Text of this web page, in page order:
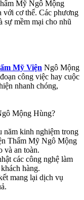
Mỹ Ngô Mộng
với cơ thể. Các phương
sự mềm mại cho nhũ
Mỹ Viện Ngô Mộng
công việc hay cuộc
nhanh chóng,
Mộng Hùng?
kinh nghiệm trong
Thẩm Mỹ Ngô Mộng
và an toàn.
các công nghệ làm
hàng.
mang lại dịch vụ